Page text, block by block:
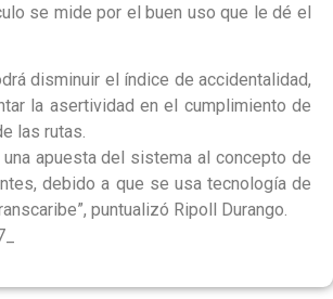
se mide por el buen uso que le dé el
disminuir el índice de accidentalidad,
la asertividad en el cumplimiento de
las rutas.
una apuesta del sistema al concepto de
debido a que se usa tecnología de
puntualizó Ripoll Durango.